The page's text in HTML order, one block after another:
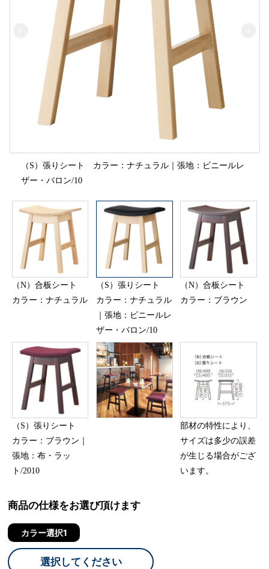
（S）張りシート カラー：ナチュラル｜張地：ビニールレ
ザー・バロン/10
（N）合板シート
カラー：ナチュラル
（S）張りシート
カラー：ナチュラル
｜張地：ビニールレ
ザー・バロン/10
（N）合板シート
カラー：ブラウン
（S）張りシート
カラー：ブラウン｜
張地：布・ラッ
ト/2010
部材の特性により、
サイズは多少の誤差
が生じる場合がござ
います。
商品の仕様をお選び頂けます
カラー選択1
選択してください